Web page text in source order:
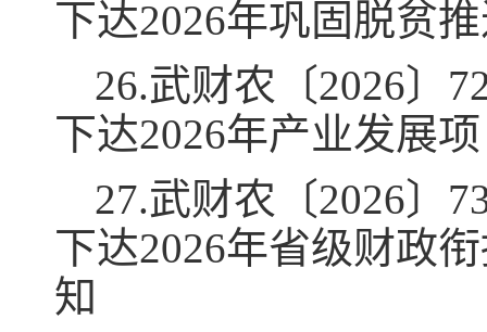
下达2026年巩固脱贫
26.武财农〔2026〕
下达2026年产业发展
27.武财农〔2026〕
下达2026年省级财政
知